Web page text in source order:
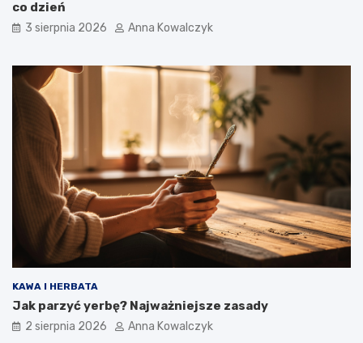
co dzień
3 sierpnia 2026 Anna Kowalczyk
KAWA I HERBATA
Jak parzyć yerbę? Najważniejsze zasady
2 sierpnia 2026 Anna Kowalczyk